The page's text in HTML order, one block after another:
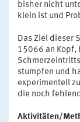
bisher nicht
klein ist und
Das Ziel dieser
15066 an Kopf,
stumpfen und
experimentell
die noch
Aktivitäten/